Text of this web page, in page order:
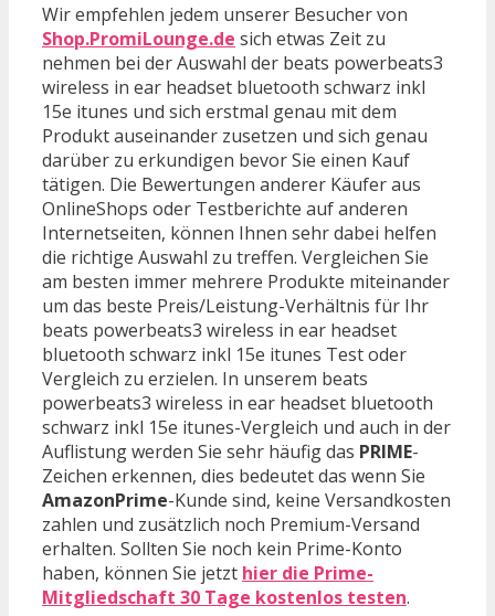
Wir empfehlen jedem unserer Besucher von
Shop.PromiLounge.de sich etwas Zeit zu
nehmen bei der Auswahl der beats powerbeats3
wireless in ear headset bluetooth schwarz inkl
15e itunes und sich erstmal genau mit dem
Produkt auseinander zusetzen und sich genau
darüber zu erkundigen bevor Sie einen Kauf
tätigen. Die Bewertungen anderer Käufer aus
OnlineShops oder Testberichte auf anderen
Internetseiten, können Ihnen sehr dabei helfen
die richtige Auswahl zu treffen. Vergleichen Sie
am besten immer mehrere Produkte miteinander
um das beste Preis/Leistung-Verhältnis für Ihr
beats powerbeats3 wireless in ear headset
bluetooth schwarz inkl 15e itunes Test oder
Vergleich zu erzielen. In unserem beats
powerbeats3 wireless in ear headset bluetooth
schwarz inkl 15e itunes-Vergleich und auch in der
Auflistung werden Sie sehr häufig das PRIME-
Zeichen erkennen, dies bedeutet das wenn Sie
AmazonPrime-Kunde sind, keine Versandkosten
zahlen und zusätzlich noch Premium-Versand
erhalten. Sollten Sie noch kein Prime-Konto
haben, können Sie jetzt hier die Prime-
Mitgliedschaft 30 Tage kostenlos testen.